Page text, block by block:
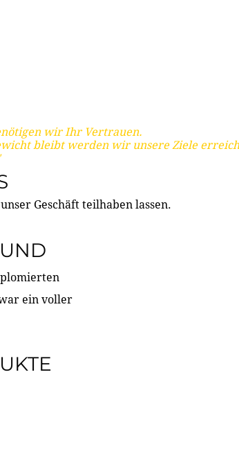
wir Ihr Vertrauen.
bleibt werden wir unsere Ziele
Geschäft teilhaben lassen.
ein voller